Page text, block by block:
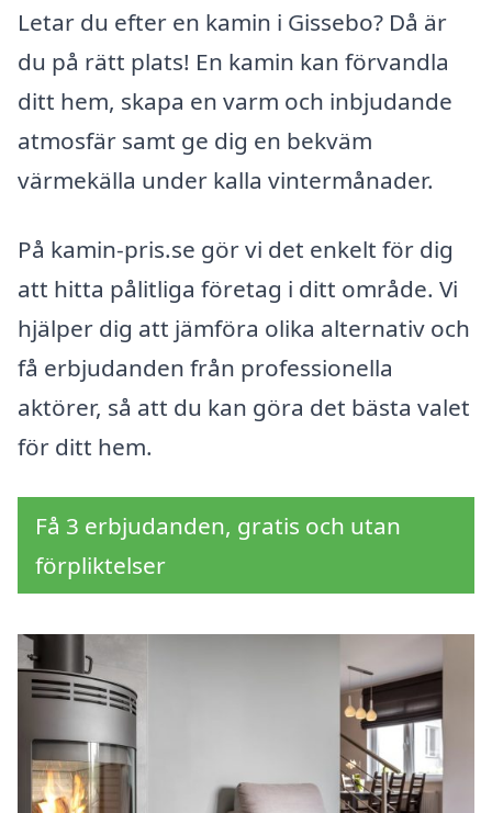
Letar du efter en kamin i Gissebo? Då är
du på rätt plats! En kamin kan förvandla
ditt hem, skapa en varm och inbjudande
atmosfär samt ge dig en bekväm
värmekälla under kalla vintermånader.
På kamin-pris.se gör vi det enkelt för dig
att hitta pålitliga företag i ditt område. Vi
hjälper dig att jämföra olika alternativ och
få erbjudanden från professionella
aktörer, så att du kan göra det bästa valet
för ditt hem.
Få 3 erbjudanden, gratis och utan
förpliktelser